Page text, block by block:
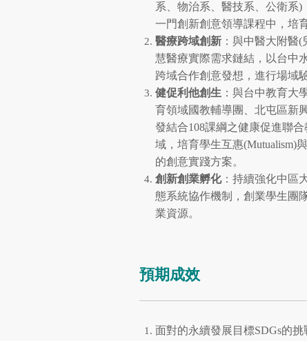
系、物治系、醫技系、公衛系
一門創新創意領導課程中，培
醫療跨域創新：與中醫大附醫(
慧醫療實際需求鏈結，以台中
跨域合作創意發想，進行場域
健促利他創生 ：與台中教育大
育領域國教輔導團、北屯區新
發結合108課綱之健康促進聯
域，培育學生互惠(Mutualism)
的創意實踐方案。
創新創業孵化：持續強化中區
態系統協作機制，創業學生團
業資源。
預期成效
面對的永續發展目標SDGs的